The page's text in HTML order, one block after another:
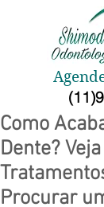
Como
Dente?
Procurar